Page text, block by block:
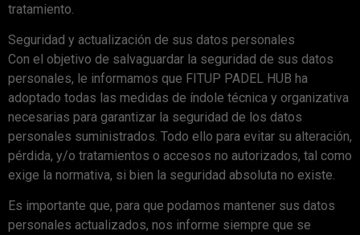
tratamiento.
Seguridad y actualización de sus datos personales
Con el objetivo de salvaguardar la seguridad de sus datos
personales, le informamos que FITUP PADEL HUB ha
adoptado todas las medidas de índole técnica y organizativa
necesarias para garantizar la seguridad de los datos
personales suministrados. Todo ello para evitar su alteración,
pérdida, y/o tratamientos o accesos no autorizados, tal como
exige la normativa, si bien la seguridad absoluta no existe.
Es importante que, para que podamos mantener sus datos
personales actualizados, nos informe siempre que se